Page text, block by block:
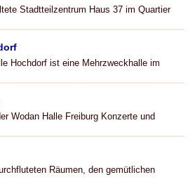
Stadtteilzentrum Haus 37 im Quartier
Hochdorf ist eine Mehrzweckhalle im
Wodan Halle Freiburg Konzerte und
Räumen, den gemütlichen